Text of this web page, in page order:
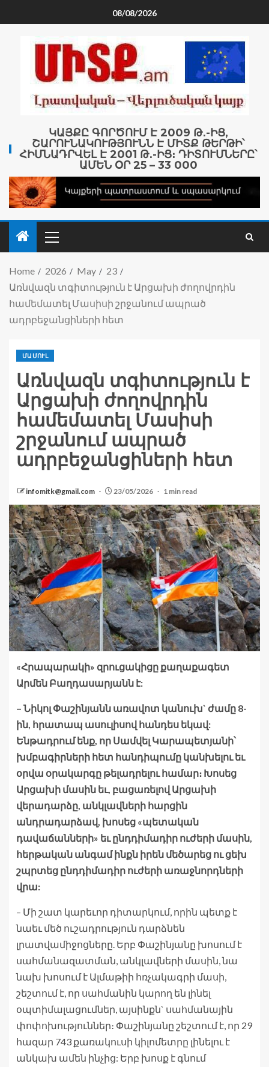
08/08/2026
ԿԱՅՔԸ ԳՈՐԾՈՒՄ Է 2009 Թ․-ԻՑ,
ՇԱՐՈՒՆԱԿՈՒԹՅՈՒՆՆ Է ՄԻՏՔ ԹԵՐԹԻ՝
ՀԻՄՆԱԴՐՎԵԼ Է 2001 Թ․-ԻՑ։ ԴԻՏՈՒՄՆԵՐԸ՝
ԱՄԵՆ ՕՐ 25 – 33 000
Home 2026 May
23
Առնվազն տգիտություն է Արցախի ժողովրդին
համեմատել Մասիսի շրջանում ապրած
ադրբեջանցիների հետ
ՄԱՄՈՒԼ
Առնվազն տգիտություն է
Արցախի ժողովրդին
համեմատել Մասիսի
շրջանում ապրած
ադրբեջանցիների հետ
infomitk@gmail.com 23/05/2026 1 min read
«Հրապարակի» զրուցակիցը քաղաքագետ
Արմեն Բաղդասարյանն է:
– Նիկոլ Փաշինյանն առավոտ կանուխ` ժամը 8-
ին, հրատապ ասուլիսով հանդես եկավ:
Ենթադրում ենք, որ Սամվել Կարապետյանի՝
խմբագիրների հետ հանդիպումը կանխելու եւ
օրվա օրակարգը թելադրելու համար։ Խոսեց
Արցախի մասին եւ, բացառելով Արցախի
վերադարձը, անկլավների հարցին
անդրադարձավ, խոսեց «պետական
դավաճանների» եւ ընդդիմադիր ուժերի մասին,
հերթական անգամ ինքն իրեն մեծարեց ու ցեխ
շպրտեց ընդդիմադիր ուժերի առաջնորդների
վրա:
– Մի շատ կարեւոր դիտարկում, որին պետք է
նաեւ մեծ ուշադրություն դարձնեն
լրատվամիջոցները. Երբ Փաշինյանը խոսում է
սահմանազատման, անկլավների մասին, նա
նախ խոսում է Ալմաթիի հռչակագրի մասի,
շեշտում է, որ սահմանին կարող են լինել
օպտիմալացումներ, այսինքն` սահմանային
փոփոխություններ։ Փաշինյանը շեշտում է, որ 29
հազար 743 քառակուսի կիլոմետրը լինելու է
անկախ ամեն ինչից: Երբ խոսք է գնում